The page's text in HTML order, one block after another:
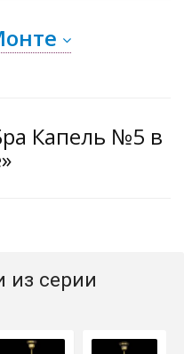
Капель №5 в
из серии